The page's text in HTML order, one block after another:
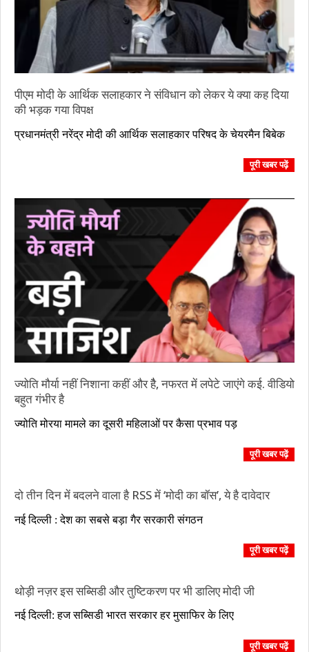
पीएम मोदी के आर्थिक सलाहकार ने संविधान को लेकर ये क्या कह दिया
की भड़क गया विपक्ष
08-
प्रधानमंत्री नरेंद्र मोदी की आर्थिक सलाहकार परिषद के चेयरमैन बिबेक
पूरी खबर पढ़ें
ज्योति मौर्या नहीं निशाना कहीं और हैै, नफरत में लपेटे जाएंगे कई. वीडियो
बहुत गंभीर है
07-
ज्योति मोरया मामले का दूसरी महिलाओं पर कैसा प्रभाव पड़
पूरी खबर पढ़ें
दो तीन दिन में बदलने वाला है RSS में ‘मोदी का बॉस’, ये है दावेदार
03-
नई दिल्ली : देश का सबसे बड़ा गैर सरकारी संगठन
पूरी खबर पढ़ें
थोड़ी नज़र इस सब्सिडी और तुष्टिकरण पर भी डालिए मोदी जी
01-
नई दिल्ली: हज सब्सिडी भारत सरकार हर मुसाफिर के लिए
पूरी खबर पढ़ें